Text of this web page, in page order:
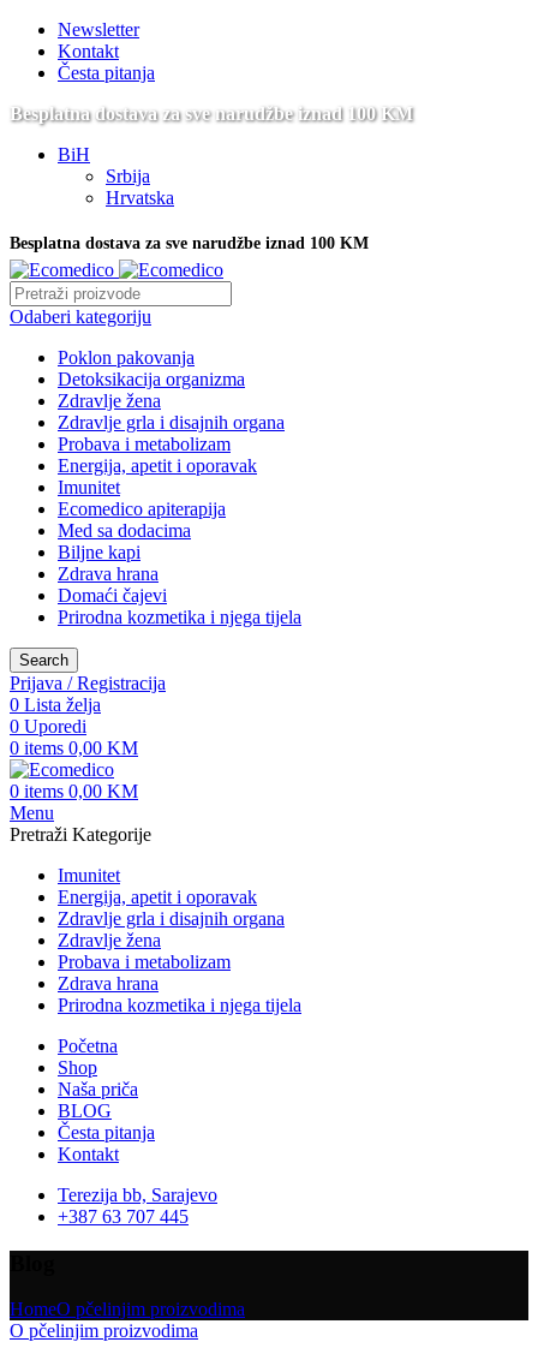
Newsletter
Kontakt
Česta pitanja
Besplatna dostava za sve narudžbe iznad 100 KM
BiH
Srbija
Hrvatska
Besplatna dostava za sve narudžbe iznad 100 KM
Odaberi kategoriju
Poklon pakovanja
Detoksikacija organizma
Zdravlje žena
Zdravlje grla i disajnih organa
Probava i metabolizam
Energija, apetit i oporavak
Imunitet
Ecomedico apiterapija
Med sa dodacima
Biljne kapi
Zdrava hrana
Domaći čajevi
Prirodna kozmetika i njega tijela
Search
Prijava / Registracija
0 Lista želja
0 Uporedi
0 items 0,00 KM
0 items 0,00 KM
Menu
Pretraži Kategorije
Imunitet
Energija, apetit i oporavak
Zdravlje grla i disajnih organa
Zdravlje žena
Probava i metabolizam
Zdrava hrana
Prirodna kozmetika i njega tijela
Početna
Shop
Naša priča
BLOG
Česta pitanja
Kontakt
Terezija bb, Sarajevo
+387 63 707 445
HomeO pčelinjim proizvodima
O pčelinjim proizvodima